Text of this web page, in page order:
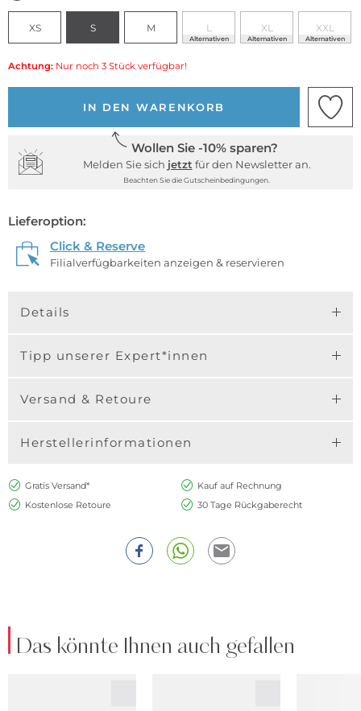
XS S M L
Alternativen
XL
Alternativen
XXL
Alternativen
Achtung: Nur noch 3 Stück verfügbar!
IN DEN WARENKORB
Wollen Sie -10% sparen?
Melden Sie sich jetzt für den Newsletter an.
Beachten Sie die Gutscheinbedingungen.
Lieferoption:
Click & Reserve
Filialverfügbarkeiten anzeigen & reservieren
Details
Tipp unserer Expert*innen
Versand & Retoure
Herstellerinformationen
Gratis Versand*
Kauf auf Rechnung
Kostenlose Retoure
30 Tage Rückgaberecht
Das könnte Ihnen auch gefallen